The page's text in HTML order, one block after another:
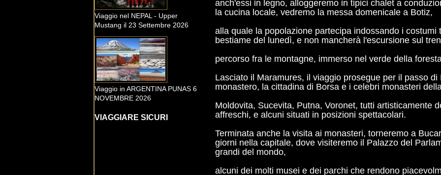
anch'essi in legno, alloggeremo in tipici chalet a
la cucina locale, vedremo la messa domenicale a Botiz,
alla quale la popolazione partecipa indossando i costumi
bestiame del lunedì, e non mancherà l'escursione sul
percorso fra le montagne, immerso nel verde della
Lasciato il Maramures, il viaggio prosegue per il passo
monastero, la cittadina di Borsa e i celebri monasteri
Moldovita, Sucevita, Putna, Voronet, tutti artisticamente
affreschi, e alcuni situati in posizioni spettacolari.
Terminata anche la visita ai monasteri, torneremo a
giorni nella capitale, dove visiteremo il Palazzo del
grandi del mondo,
alcuni dei molti musei e dei parchi che rendono
Viaggio nel NEPAL - Upper
Mustang il 23 Settembre 2026
Viaggio in ARGENTINA PUNAS 6
NOVEMBRE 2026
VIAGGIARE SICURI